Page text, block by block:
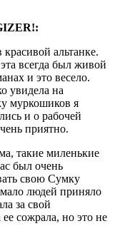
альтанке.
всегда был живой
и это весело.
увидела на
муркошиков я
и о рабочей
приятно.
такие миленькие
был очень
свою Сумку
людей приняло
за свой
сожрала, но это не